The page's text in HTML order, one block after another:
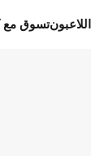
اللاعبونتسوق مع